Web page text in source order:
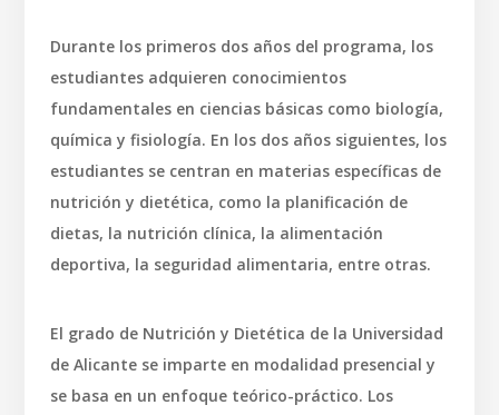
Durante los primeros dos años del programa, los
estudiantes adquieren conocimientos
fundamentales en ciencias básicas como biología,
química y fisiología. En los dos años siguientes, los
estudiantes se centran en materias específicas de
nutrición y dietética, como la planificación de
dietas, la nutrición clínica, la alimentación
deportiva, la seguridad alimentaria, entre otras.
El grado de Nutrición y Dietética de la Universidad
de Alicante se imparte en modalidad presencial y
se basa en un enfoque teórico-práctico. Los